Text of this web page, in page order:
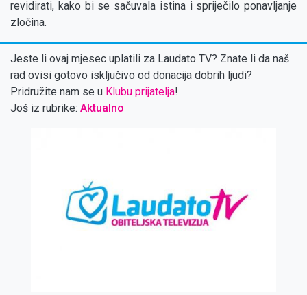
revidirati, kako bi se sačuvala istina i spriječilo ponavljanje
zločina.
Jeste li ovaj mjesec uplatili za Laudato TV? Znate li da naš
rad ovisi gotovo isključivo od donacija dobrih ljudi?
Pridružite nam se u Klubu prijatelja!
Još iz rubrike: Aktualno